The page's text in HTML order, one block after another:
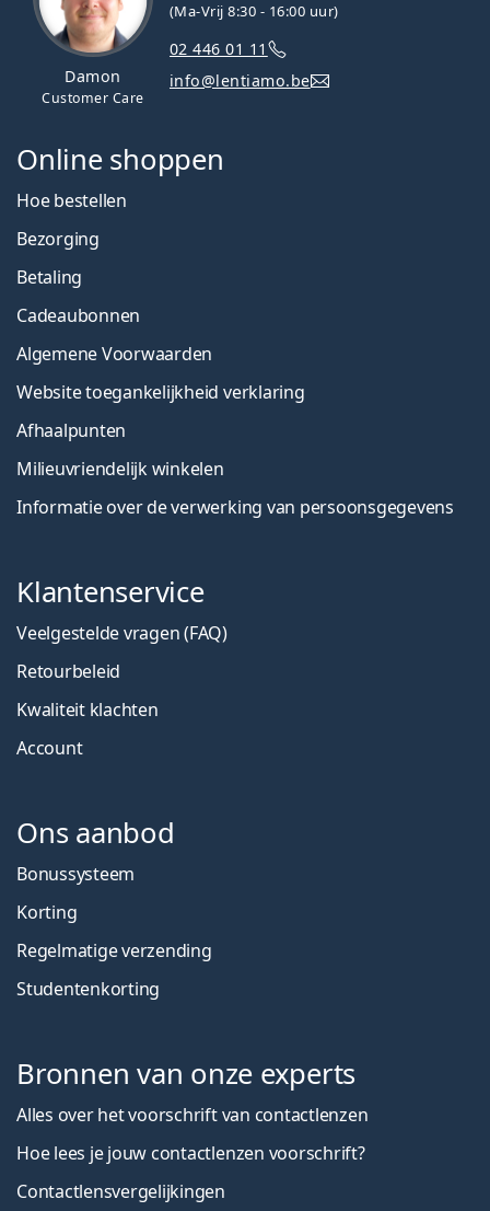
Damon
Customer Care
(Ma-Vrij 8:30 - 16:00 uur)
02 446 01 11
info@lentiamo.be
Online shoppen
Hoe bestellen
Bezorging
Betaling
Cadeaubonnen
Algemene Voorwaarden
Website toegankelijkheid verklaring
Afhaalpunten
Milieuvriendelijk winkelen
Informatie over de verwerking van persoonsgegevens
Klantenservice
Veelgestelde vragen (FAQ)
Retourbeleid
Kwaliteit klachten
Account
Ons aanbod
Bonussysteem
Korting
Regelmatige verzending
Studentenkorting
Bronnen van onze experts
Alles over het voorschrift van contactlenzen
Hoe lees je jouw contactlenzen voorschrift?
Contactlensvergelijkingen